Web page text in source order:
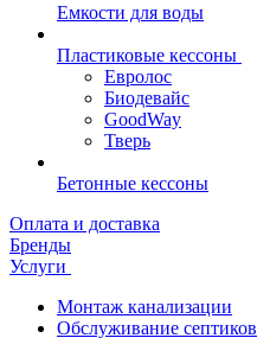
Емкости для воды
Пластиковые кессоны
Евролос
Биодевайс
GoodWay
Тверь
Бетонные кессоны
Оплата и доставка
Бренды
Услуги
Монтаж канализации
Обслуживание септиков